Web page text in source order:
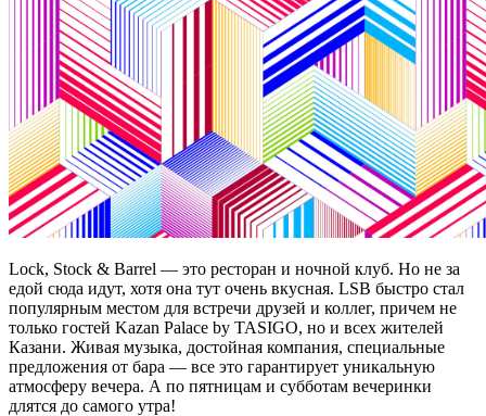
Lock, Stock & Barrel — это ресторан и ночной клуб. Но не за
едой сюда идут, хотя она тут очень вкусная. LSB быстро стал
популярным местом для встречи друзей и коллег, причем не
только гостей Kazan Palace by TASIGO, но и всех жителей
Казани. Живая музыка, достойная компания, специальные
предложения от бара — все это гарантирует уникальную
атмосферу вечера. А по пятницам и субботам вечеринки
длятся до самого утра!